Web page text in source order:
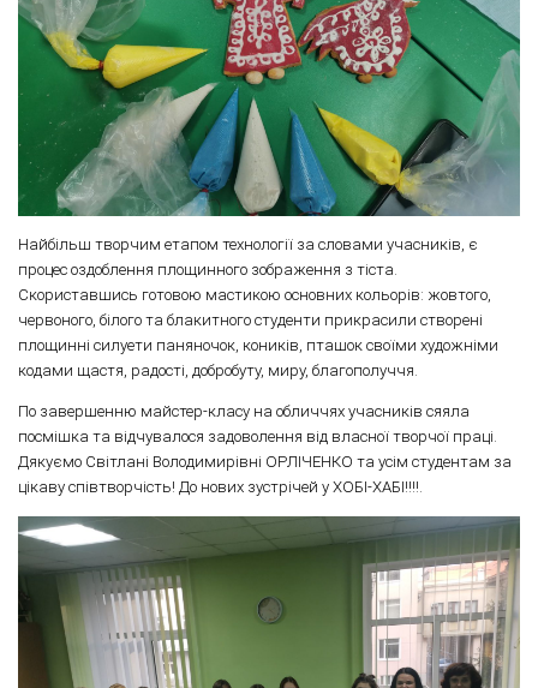
Найбільш творчим етапом технології за словами учасників, є
процес оздоблення площинного зображення з тіста.
Скориставшись готовою мастикою основних кольорів: жовтого,
червоного, білого та блакитного студенти прикрасили створені
площинні силуети паняночок, коників, пташок своїми художніми
кодами щастя, радості, добробуту, миру, благополуччя.
По завершенню майстер-класу на обличчях учасників сяяла
посмішка та відчувалося задоволення від власної творчої праці.
Дякуємо Світлані Володимирівні ОРЛІЧЕНКО та усім студентам за
цікаву співтворчість! До нових зустрічей у ХОБІ-ХАБІ!!!!.